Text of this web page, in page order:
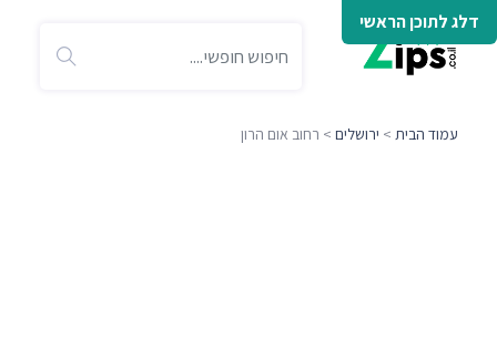
דלג לתוכן הראשי
עמוד הבית > ירושלים > רחוב אום הרון